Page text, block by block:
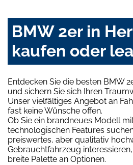
BMW 2er in
kaufen oder
Entdecken Sie die besten BMW
und sichern Sie sich Ihren
Unser vielfältiges Angebot an
fast keine Wünsche offen.
Ob Sie ein brandneues Modell
technologischen Features
preiswertes, aber qualitativ
Gebrauchtfahrzeug
breite Palette an Optionen.